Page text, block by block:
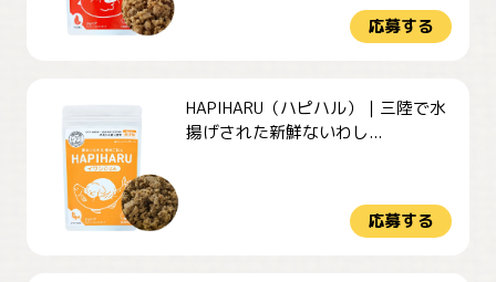
応募する
HAPIHARU（ハピハル）｜三陸で水
揚げされた新鮮ないわし...
応募する